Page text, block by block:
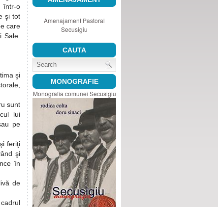
într-o
şi tot
care
Sale.
şi
sunt
lui
pe
feriţi
şi
în
de
Amenajament Pastoral
Secusigiu
CAUTA
MONOGRAFIE
Monografia comunei Secusigiu